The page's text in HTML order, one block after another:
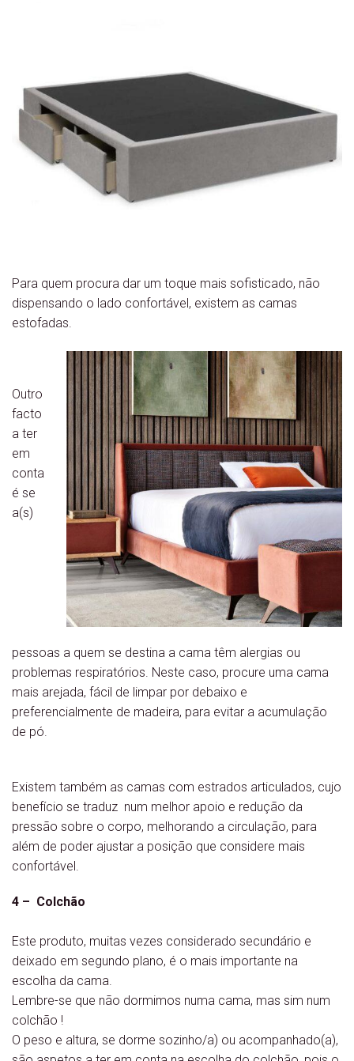
Para quem procura dar um toque mais sofisticado, não
dispensando o lado confortável, existem as camas
estofadas.
Outro
facto
a ter
em
conta
é se
a(s)
pessoas a quem se destina a cama têm alergias ou
problemas respiratórios. Neste caso, procure uma cama
mais arejada, fácil de limpar por debaixo e
preferencialmente de madeira, para evitar a acumulação
de pó.
Existem também as camas com estrados articulados, cujo
benefício se traduz num melhor apoio e redução da
pressão sobre o corpo, melhorando a circulação, para
além de poder ajustar a posição que considere mais
confortável.
4 – Colchão
Este produto, muitas vezes considerado secundário e
deixado em segundo plano, é o mais importante na
escolha da cama.
Lembre-se que não dormimos numa cama, mas sim num
colchão !
O peso e altura, se dorme sozinho/a) ou acompanhado(a),